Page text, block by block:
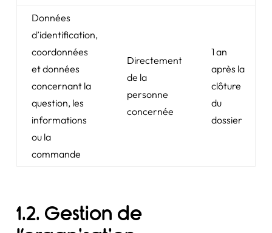
Données
d’identification,
coordonnées
et données
concernant la
question, les
informations
ou la
commande
Directement
de la
personne
concernée
1 an
après la
clôture
du
dossier
1.2. Gestion de